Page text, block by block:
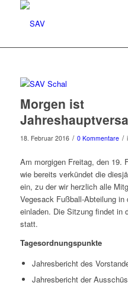
Morgen ist
18. Februar 2016 / 0 Kommentare /
Am morgigen Freitag, den 19.
wie bereits verkündet die
ein, zu der wir herzlich alle
Vegesack Fußball-Abteilung in
einladen. Die Sitzung findet in
statt.
Tagesordnungspunkte
Jahresbericht des
Jahresbericht der